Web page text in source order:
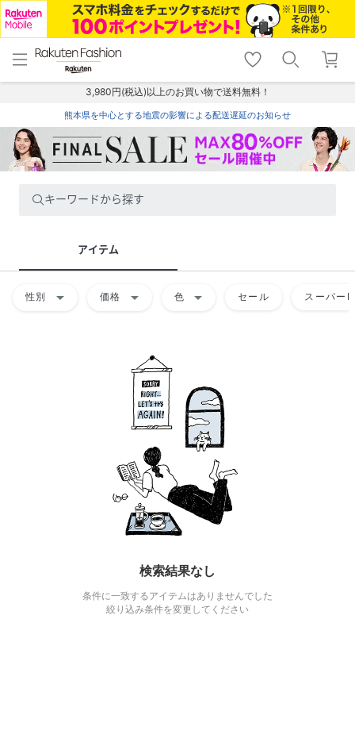
menu home
トップ
shopping_cart lock_outline
ログイン
3,980円(税込)以上のお買い物で送料無料！
熊本県を中心とする地震の影響による配送遅延のお知らせ
キーワードから探す
アイテム
性別 arrow_drop_down 価格 arrow_drop_down 色 arrow_drop_down セール スーパー
検索結果なし
条件に一致するアイテムはありませんでした
絞り込み条件を変更してください